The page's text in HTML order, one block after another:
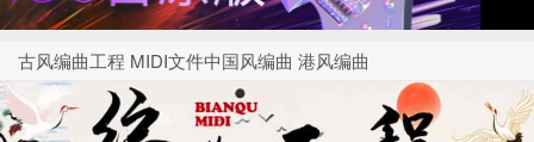
古风编曲工程 MIDI文件中国风编曲 港风编曲